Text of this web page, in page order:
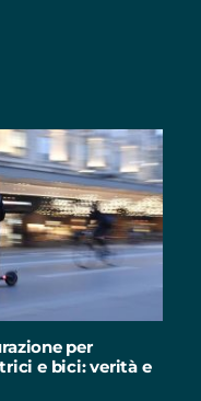
per
e bici: verità e